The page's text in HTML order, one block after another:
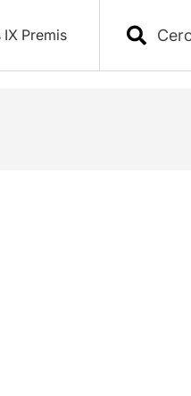
IX Premis